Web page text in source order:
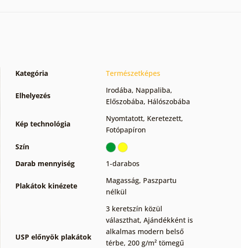
Kategória Természetképes
Elhelyezés
Irodába, Nappaliba,
Előszobába, Hálószobába
Kép technológia
Nyomtatott, Keretezett,
Fotópapíron
Szín
Darab mennyiség
1-darabos
Plakátok kinézete
Magasság, Paszpartu
nélkül
USP előnyök plakátok
3 keretszín közül
választhat, Ajándékként is
alkalmas modern belső
térbe, 200 g/m² tömegű